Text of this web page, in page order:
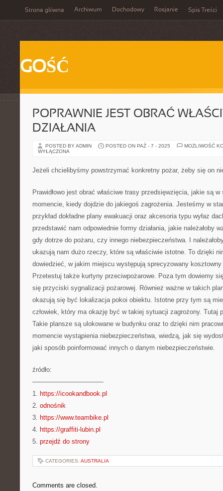
Strona główna Archiwum Dochodowy Rosjanie Spis Treści
GOŚĆ
POPRAWNIE JEST OBRAĆ
DZIAŁANIA
POSTED BY ADMIN POSTED ON PAŹ - 7 - 2025
MOŻLIWOŚĆ
WYŁĄCZONA
Jeżeli chcielibyśmy powstrzymać konkretny pożar, żeby się on
Prawidłowo jest obrać właściwe trasy przedsięwzięcia, jakie są
momencie, kiedy dojdzie do jakiegoś zagrożenia. Jesteśmy w
przykład dokładne plany ewakuacji oraz akcesoria typu wyłaz
przedstawić nam odpowiednie formy działania, jakie należałoby
gdy dotrze do pożaru, czy innego niebezpieczeństwa. I
ukazują nam dużo rzeczy, które są właściwie istotne. To dzięki
dowiedzieć, w jakim miejscu występują sprecyzowany
Przetestuj także kurtyny przeciwpożarowe. Poza tym dowiemy
się przyciski sygnalizacji pożarowej. Również ważne w takich
okazują się być lokalizacja pokoi obiektu. Istotne przy tym są
człowiek, który ma okazję być w takiej sytuacji zagrożony. Tutaj
Takie plansze są ulokowane w budynku oraz to dzięki nim
momencie wystąpienia niebezpieczeństwa, wiedzą, jak się
jaki sposób poinformować innych o danym niebezpieczeństwie.
źródło:
———————————
1. https://icookandbook.pl
2. odnośnik
3. https://www.teambike.pl
4. https://graffiti-lubin.pl
5. przejdź do strony
CATEGORIES: AUSTRALIA
Comments are closed.